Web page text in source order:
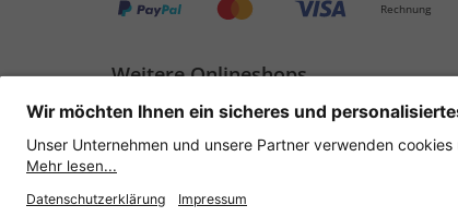
Rechnung
Weitere Onlineshops
Deutschland